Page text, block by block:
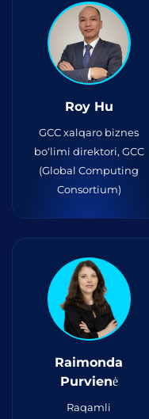
Roy Hu
GCC xalqaro biznes
bo‘limi direktori, GCC
(Global Computing
Consortium)
Raimonda
Purvienė
Raqamli